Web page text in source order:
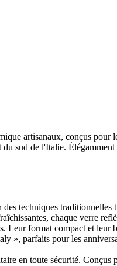
artisanaux, conçus
sud de l'Italie.
techniques traditionnelles
chaque verre
Leur format compact et leur
parfaits pour les
en toute sécurité.